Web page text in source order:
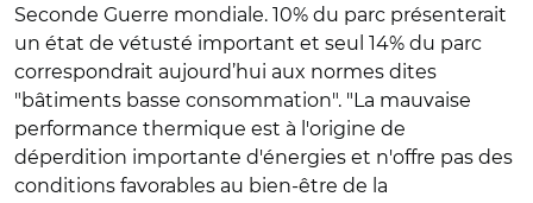
Seconde Guerre mondiale. 10% du parc présenterait
un état de vétusté important et seul 14% du parc
correspondrait aujourd’hui aux normes dites
"bâtiments basse consommation". "La mauvaise
performance thermique est à l'origine de
déperdition importante d'énergies et n'offre pas des
conditions favorables au bien-être de la